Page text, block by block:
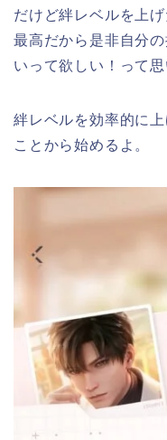
だけど絆レベルを上
最高だから是非自分
いって欲しい！って思
絆レベルを効率的に
ことから始めるよ。